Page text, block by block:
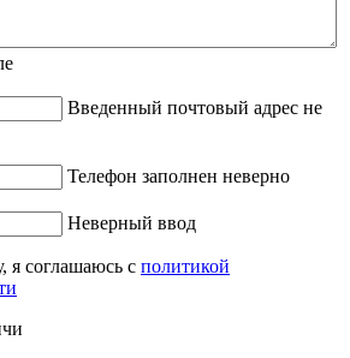
Введенный почтовый адрес не
Телефон заполнен неверно
Неверный ввод
я соглашаюсь с политикой